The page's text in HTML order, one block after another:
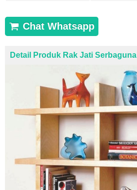
Chat Whatsapp
Detail Produk Rak Jati Serbaguna